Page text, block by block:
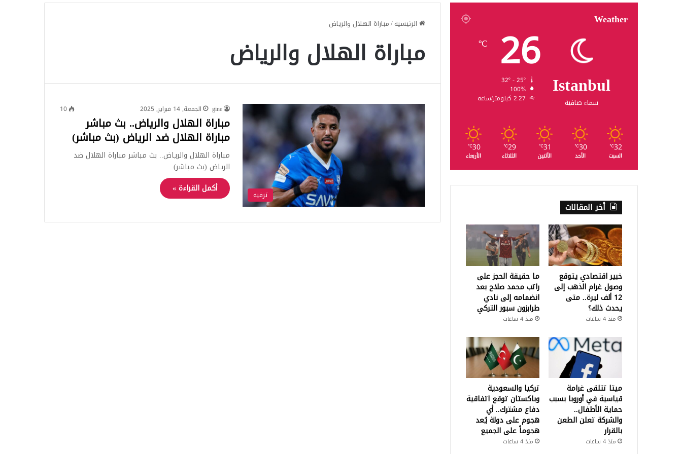
الرئيسية/مباراة الهلال والرياض
مباراة الهلال والرياض
ترفيه
gine الجمعة, 14 فبراير, 2025 10
مباراة الهلال والرياض.. بث مباشر
مباراة الهلال ضد الرياض (بث مباشر)
مباراة الهلال والرياض.. بث مباشر مباراة الهلال ضد
الرياض (بث مباشر)
أكمل القراءة »
Weather
Istanbul
سماء صافية
26
℃
100%
2.27 كيلومتر/ساعة
32
℃
السبت
30
℃
الأحد
31
℃
الأثنين
29
℃
الثلاثاء
30
℃
الأربعاء
أخر المقالات
خبير اقتصادي يتوقع
وصول غرام الذهب إلى
12 ألف ليرة.. متى
يحدث ذلك؟
منذ 4 ساعات
ما حقيقة الحجز على
راتب محمد صلاح بعد
انضمامه إلى نادي
طرابزون سبور التركي
منذ 4 ساعات
ميتا تتلقى غرامة
قياسية في أوروبا بسبب
حماية الأطفال..
والشركة تعلن الطعن
بالقرار
منذ 4 ساعات
تركيا والسعودية
وباكستان توقع اتفاقية
دفاع مشترك.. أي
هجوم على دولة يُعد
هجوماً على الجميع
منذ 4 ساعات